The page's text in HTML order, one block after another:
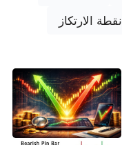
نقطة الارتكاز